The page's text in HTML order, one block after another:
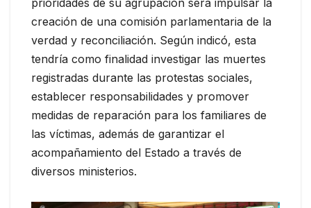
prioridades de su agrupación será impulsar la
creación de una comisión parlamentaria de la
verdad y reconciliación. Según indicó, esta
tendría como finalidad investigar las muertes
registradas durante las protestas sociales,
establecer responsabilidades y promover
medidas de reparación para los familiares de
las víctimas, además de garantizar el
acompañamiento del Estado a través de
diversos ministerios.